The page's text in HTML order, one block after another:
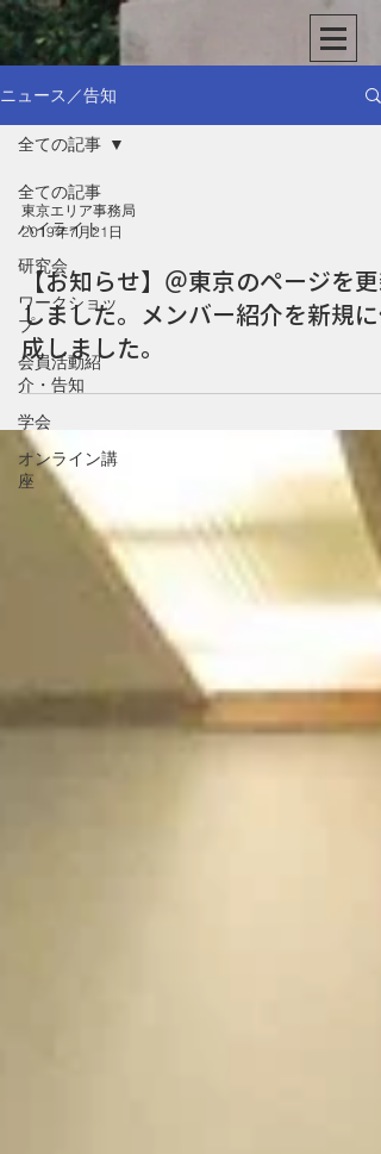
ニュース／告知
全ての記事
ハイライト
研究会
ワークショッ
プ
会員活動紹
介・告知
学会
オンライン講
座
全ての記事
東京エリア事務局
2019年7月21日
【お知らせ】＠東京のページを更
しました。メンバー紹介を新規に
成しました。